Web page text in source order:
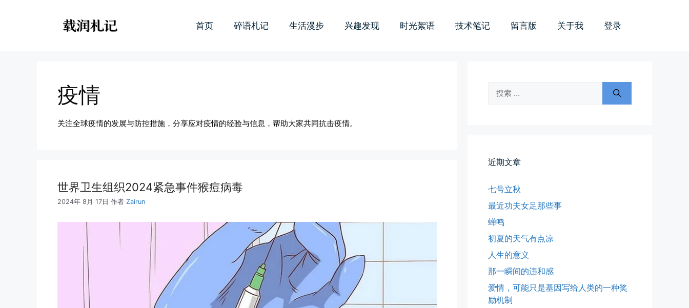
首页 碎语札记 生活漫步 兴趣发现 时光絮语 技术笔记 留言版 关于我 登录
疫情
关注全球疫情的发展与防控措施，分享应对疫情的经验与信息，帮助大家共同抗击疫情。
世界卫生组织2024紧急事件猴痘病毒
2024年 8月 17日 作者 Zairun
索：
近期文章
七号立秋
最近功夫女足那些事
蝉鸣
初夏的天气有点凉
人生的意义
那一瞬间的违和感
爱情，可能只是基因写给人类的一种奖
励机制
海边散步随手一拍